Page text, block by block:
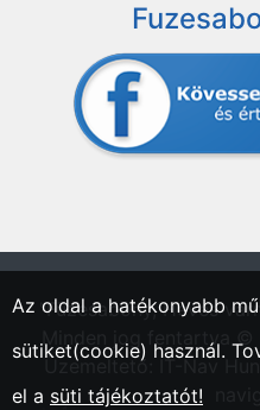
"Füzesabony, Heves
Minden jog fentartva ©
Üzemeltető: IT-Nav
Az oldal a hatékonyabb
sütiket(cookie) használ.
el a süti tájékoztatót!